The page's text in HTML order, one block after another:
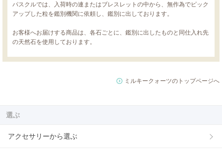
パスクルでは、入荷時の連またはブレスレットの中から、無作為でピック
アップした粒を鑑別機関に依頼し、鑑別に出しております。
お客様へお届けする商品は、各石ごとに、鑑別に出したものと同仕入れ先
の天然石を使用しております。
ミルキークォーツのトップページへ
選ぶ
アクセサリーから選ぶ